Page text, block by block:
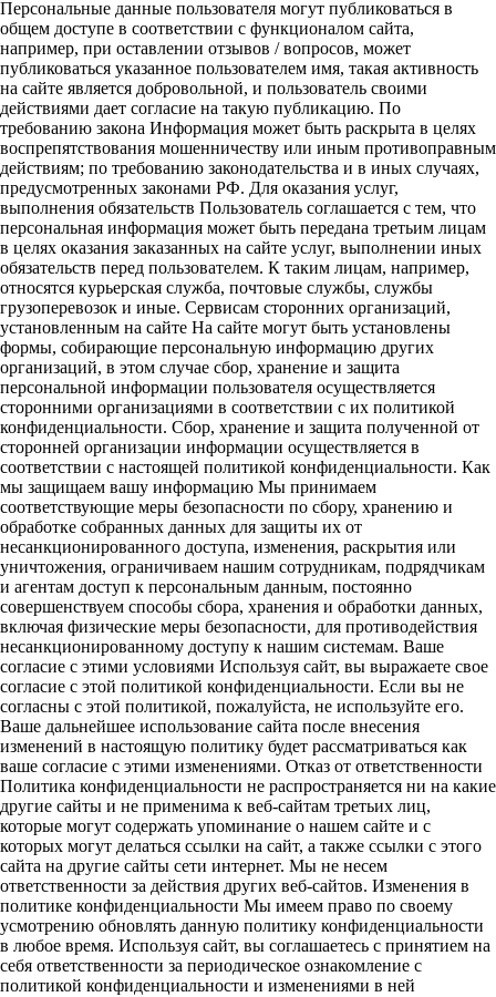
Персональные данные пользователя могут публиковаться в
общем доступе в соответствии с функционалом сайта,
например, при оставлении отзывов / вопросов, может
публиковаться указанное пользователем имя, такая активность
на сайте является добровольной, и пользователь своими
действиями дает согласие на такую публикацию. По
требованию закона Информация может быть раскрыта в целях
воспрепятствования мошенничеству или иным противоправным
действиям; по требованию законодательства и в иных случаях,
предусмотренных законами РФ. Для оказания услуг,
выполнения обязательств Пользователь соглашается с тем, что
персональная информация может быть передана третьим лицам
в целях оказания заказанных на сайте услуг, выполнении иных
обязательств перед пользователем. К таким лицам, например,
относятся курьерская служба, почтовые службы, службы
грузоперевозок и иные. Сервисам сторонних организаций,
установленным на сайте На сайте могут быть установлены
формы, собирающие персональную информацию других
организаций, в этом случае сбор, хранение и защита
персональной информации пользователя осуществляется
сторонними организациями в соответствии с их политикой
конфиденциальности. Сбор, хранение и защита полученной от
сторонней организации информации осуществляется в
соответствии с настоящей политикой конфиденциальности. Как
мы защищаем вашу информацию Мы принимаем
соответствующие меры безопасности по сбору, хранению и
обработке собранных данных для защиты их от
несанкционированного доступа, изменения, раскрытия или
уничтожения, ограничиваем нашим сотрудникам, подрядчикам
и агентам доступ к персональным данным, постоянно
совершенствуем способы сбора, хранения и обработки данных,
включая физические меры безопасности, для противодействия
несанкционированному доступу к нашим системам. Ваше
согласие с этими условиями Используя сайт, вы выражаете свое
согласие с этой политикой конфиденциальности. Если вы не
согласны с этой политикой, пожалуйста, не используйте его.
Ваше дальнейшее использование сайта после внесения
изменений в настоящую политику будет рассматриваться как
ваше согласие с этими изменениями. Отказ от ответственности
Политика конфиденциальности не распространяется ни на какие
другие сайты и не применима к веб-сайтам третьих лиц,
которые могут содержать упоминание о нашем сайте и с
которых могут делаться ссылки на сайт, а также ссылки с этого
сайта на другие сайты сети интернет. Мы не несем
ответственности за действия других веб-сайтов. Изменения в
политике конфиденциальности Мы имеем право по своему
усмотрению обновлять данную политику конфиденциальности
в любое время. Используя сайт, вы соглашаетесь с принятием на
себя ответственности за периодическое ознакомление с
политикой конфиденциальности и изменениями в ней